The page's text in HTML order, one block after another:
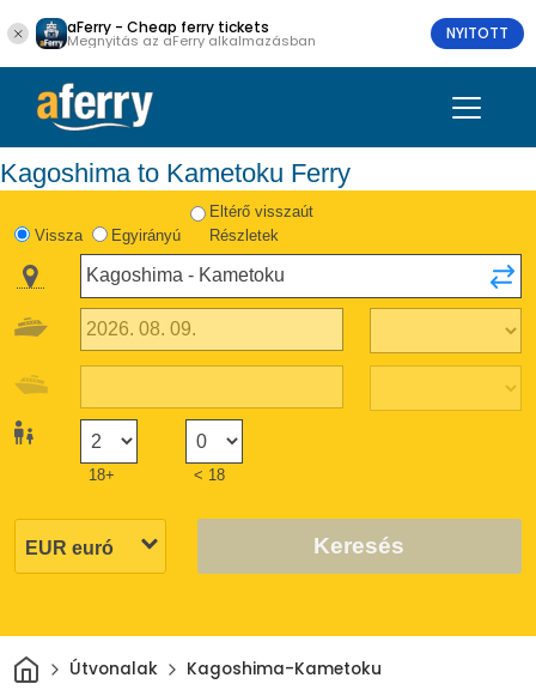
aFerry - Cheap ferry tickets
Megnyitás az aFerry alkalmazásban NYITOTT
Kagoshima to Kametoku Ferry
Vissza Egyirányú
Eltérő visszaút
Részletek
18+ < 18
Keresés
Otthon
Útvonalak Kagoshima-Kametoku